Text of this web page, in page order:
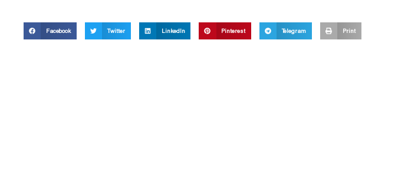
Facebook Twitter LinkedIn Pinterest Telegram Print